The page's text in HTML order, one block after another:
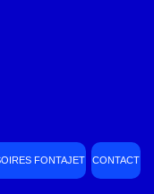
FONTAJET CONTACT